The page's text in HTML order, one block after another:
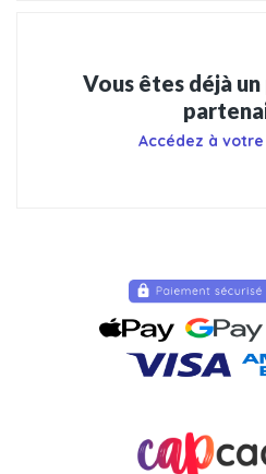
Vous êtes déjà
Accédez à